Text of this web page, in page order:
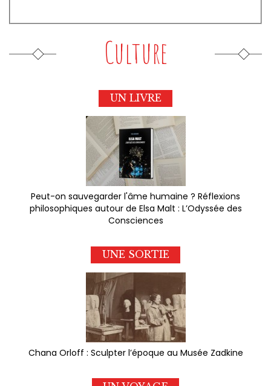
Culture
UN LIVRE
Peut-on sauvegarder l'âme humaine ? Réflexions
philosophiques autour de Elsa Malt : L’Odyssée des
Consciences
UNE SORTIE
Chana Orloff : Sculpter l’époque au Musée Zadkine